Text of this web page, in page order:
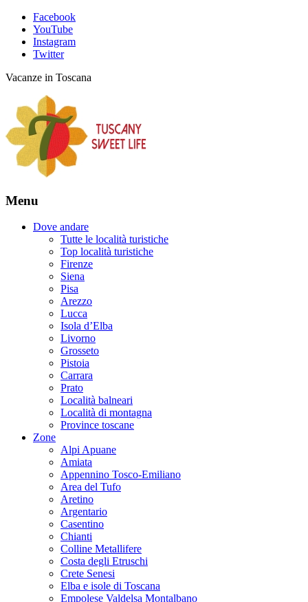
Facebook
YouTube
Instagram
Twitter
Vacanze in Toscana
Menu
Dove andare
Tutte le località turistiche
Top località turistiche
Firenze
Siena
Pisa
Arezzo
Lucca
Isola d’Elba
Livorno
Grosseto
Pistoia
Carrara
Prato
Località balneari
Località di montagna
Province toscane
Zone
Alpi Apuane
Amiata
Appennino Tosco-Emiliano
Area del Tufo
Aretino
Argentario
Casentino
Chianti
Colline Metallifere
Costa degli Etruschi
Crete Senesi
Elba e isole di Toscana
Empolese Valdelsa Montalbano